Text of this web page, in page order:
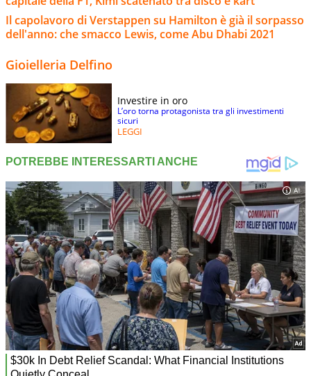
Il capolavoro di Verstappen su Hamilton è già il sorpasso
dell'anno: che smacco Lewis, come Abu Dhabi 2021
Gioielleria Delfino
Investire in oro
L’oro torna protagonista tra gli investimenti
sicuri
LEGGI